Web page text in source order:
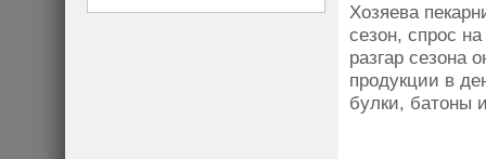
Хозяева
сезон, спрос
разгар сезона
продукции в
булки, батоны